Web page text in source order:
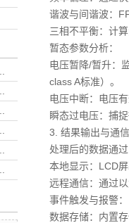
谐波与间谐波：
三相不平衡：计
暂态参数分析：
电压暂降/暂升：
class A标准）。
电压中断：电压
瞬态过电压：捕
3. 结果输出与通信
处理后的数据通过
本地显示：LCD
远程通信：通过
事件触发与报警
数据存储：内置